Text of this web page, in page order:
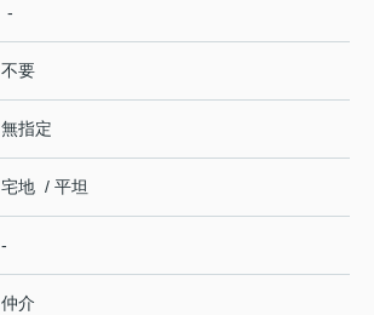
-
不要
無指定
宅地 / 平坦
-
仲介